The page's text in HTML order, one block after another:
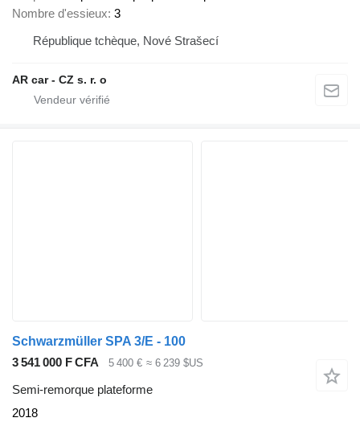
Nombre d'essieux 3
République tchèque, Nové Strašecí
AR car - CZ s. r. o
Schwarzmüller SPA 3/E - 100
3 541 000 F CFA
5 400 € ≈ 6 239 $US
Semi-remorque plateforme
2018